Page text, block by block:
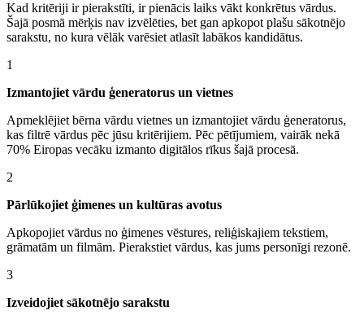
Kad kritēriji ir pierakstīti, ir pienācis laiks vākt konkrētus vārdus.
Šajā posmā mērķis nav izvēlēties, bet gan apkopot plašu sākotnējo
sarakstu, no kura vēlāk varēsiet atlasīt labākos kandidātus.
1
Izmantojiet vārdu ģeneratorus un vietnes
Apmeklējiet bērna vārdu vietnes un izmantojiet vārdu ģeneratorus,
kas filtrē vārdus pēc jūsu kritērijiem. Pēc pētījumiem, vairāk nekā
70% Eiropas vecāku izmanto digitālos rīkus šajā procesā.
2
Pārlūkojiet ģimenes un kultūras avotus
Apkopojiet vārdus no ģimenes vēstures, reliģiskajiem tekstiem,
grāmatām un filmām. Pierakstiet vārdus, kas jums personīgi rezonē.
3
Izveidojiet sākotnējo sarakstu